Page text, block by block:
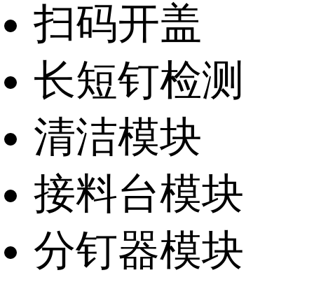
扫码开盖
长短钉检测
清洁模块
接料台模块
分钉器模块